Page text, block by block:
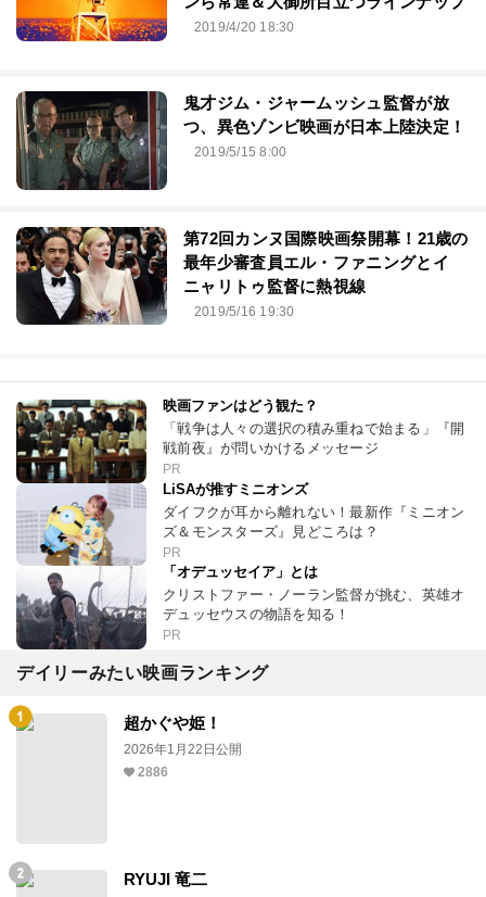
2019/4/20 18:30
鬼才ジム・ジャームッシュ監督が放
つ、異色ゾンビ映画が日本上陸決定！
2019/5/15 8:00
第72回カンヌ国際映画祭開幕！21歳の
最年少審査員エル・ファニングとイ
ニャリトゥ監督に熱視線
2019/5/16 19:30
映画ファンはどう観た？
「戦争は人々の選択の積み重ねで始まる」『開
戦前夜』が問いかけるメッセージ
PR
LiSAが推すミニオンズ
ダイフクが耳から離れない！最新作『ミニオン
ズ＆モンスターズ』見どころは？
PR
「オデュッセイア」とは
クリストファー・ノーラン監督が挑む、英雄オ
デュッセウスの物語を知る！
PR
デイリーみたい映画ランキング
超かぐや姫！
2026年1月22日公開
2886
RYUJI 竜二